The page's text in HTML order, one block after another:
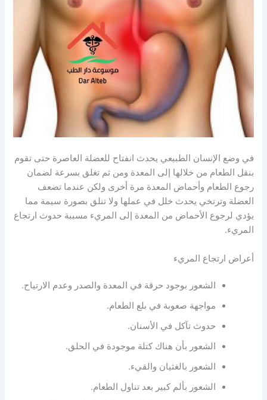
في وضع الإنسان الطبيعي يحدث انفتاح للعضلة العاصرة حتى تقوم
بنقل الطعام من خلالها إلى المعدة ومن ثم تغلق بسرعة لضمان
رجوع الطعام وأحماض المعدة مرة أخرى ولكن عندما تضعف
العضلة وترتخي يحدث خلل في عملها ولا تنلق بصورة سيمة مما
يؤدي لرجوع الأحماض من المعدة إلى المريء مسببة حدوث ارتجاع
المريء.
أعراض ارتجاع المريء
الشعور بوجود حرقة في المعدة والصدر وعدم الارتياح.
مواجهة صعوبة في بلع الطعام.
حدوث تآكل في الأسنان.
الشعور بأن هناك كتلة موجودة في الحلق.
الشعور بالغثيان والقيء.
الشعور بألم كبير بعد تناول الطعام.